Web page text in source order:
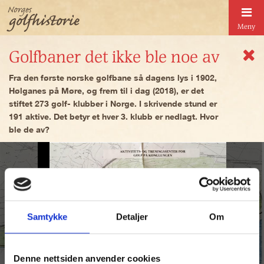
Samtykke Detaljer Om
Denne nettsiden anvender cookies
Meny
Golfbaner det ikke ble noe av
Fra den første norske golfbane så dagens lys i 1902,
Hølganes på Møre, og frem til i dag (2018), er det
stiftet 273 golf- klubber i Norge. I skrivende stund er
191 aktive. Det betyr et hver 3. klubb er nedlagt. Hvor
ble de av?